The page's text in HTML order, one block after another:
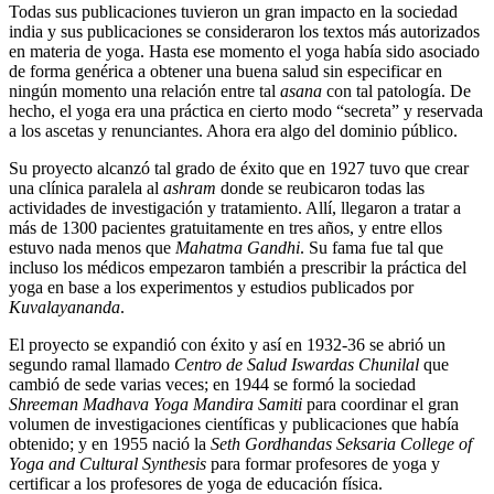
Todas sus publicaciones tuvieron un gran impacto en la sociedad
india y sus publicaciones se consideraron los textos más autorizados
en materia de yoga. Hasta ese momento el yoga había sido asociado
de forma genérica a obtener una buena salud sin especificar en
ningún momento una relación entre tal asana con tal patología. De
hecho, el yoga era una práctica en cierto modo “secreta” y reservada
a los ascetas y renunciantes. Ahora era algo del dominio público.
Su proyecto alcanzó tal grado de éxito que en 1927 tuvo que crear
una clínica paralela al ashram donde se reubicaron todas las
actividades de investigación y tratamiento. Allí, llegaron a tratar a
más de 1300 pacientes gratuitamente en tres años, y entre ellos
estuvo nada menos que Mahatma Gandhi. Su fama fue tal que
incluso los médicos empezaron también a prescribir la práctica del
yoga en base a los experimentos y estudios publicados por
Kuvalayananda.
El proyecto se expandió con éxito y así en 1932-36 se abrió un
segundo ramal llamado Centro de Salud Iswardas Chunilal que
cambió de sede varias veces; en 1944 se formó la sociedad
Shreeman Madhava Yoga Mandira Samiti para coordinar el gran
volumen de investigaciones científicas y publicaciones que había
obtenido; y en 1955 nació la Seth Gordhandas Seksaria College of
Yoga and Cultural Synthesis para formar profesores de yoga y
certificar a los profesores de yoga de educación física.